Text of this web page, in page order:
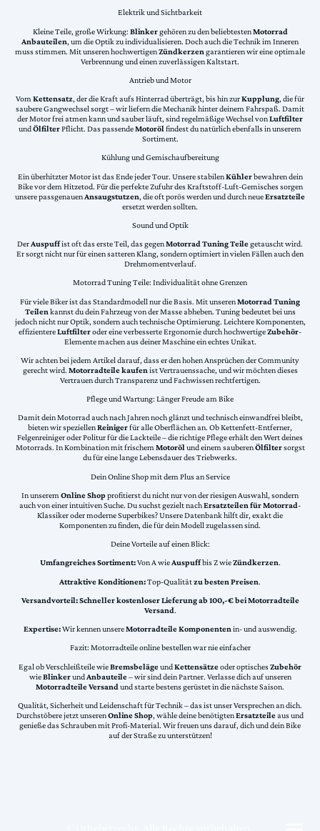
Elektrik und Sichtbarkeit
Kleine Teile, große Wirkung: Blinkergehören zu den beliebtestenMotorrad
Anbauteilen, um die Optik zu individualisieren. Doch auch die Technik im Inneren
muss stimmen. Mit unseren hochwertigenZündkerzen garantieren wir eine optimale
Verbrennung und einen zuverlässigen Kaltstart.
Antrieb und Motor
VomKettensatz, der die Kraft aufs Hinterrad überträgt, bis hin zurKupplung, die für
saubere Gangwechsel sorgt – wir liefern die Mechanik hinter deinem Fahrspaß. Damit
der Motor frei atmen kann und sauber läuft, sind regelmäßige Wechsel vonLuftfilter
undÖlfilterPflicht. Das passendeMotorölfindest du natürlich ebenfalls in unserem
Sortiment.
Kühlung und Gemischaufbereitung
Ein überhitzter Motor ist das Ende jeder Tour. Unsere stabilenKühlerbewahren dein
Bike vor dem Hitzetod. Für die perfekte Zufuhr des Kraftstoff-Luft-Gemisches sorgen
unsere passgenauenAnsaugstutzen, die oft porös werden und durch neueErsatzteile
ersetzt werden sollten.
Sound und Optik
DerAuspuffist oft das erste Teil, das gegenMotorrad Tuning Teilegetauscht wird.
Er sorgt nicht nur für einen satteren Klang, sondern optimiert in vielen Fällen auch den
Drehmomentverlauf.
Motorrad Tuning Teile: Individualität ohne Grenzen
Für viele Biker ist das Standardmodell nur die Basis. Mit unserenMotorrad Tuning
Teilen kannst du dein Fahrzeug von der Masse abheben. Tuning bedeutet bei uns
jedoch nicht nur Optik, sondern auch technische Optimierung. Leichtere Komponenten,
effizientereLuftfilteroder eine verbesserte Ergonomie durch hochwertigeZubehör-
Elemente machen aus deiner Maschine ein echtes Unikat.
Wir achten bei jedem Artikel darauf, dass er den hohen Ansprüchen der Community
gerecht wird. Motorradteile kaufen ist Vertrauenssache, und wir möchten dieses
Vertrauen durch Transparenz und Fachwissen rechtfertigen.
Pflege und Wartung: Länger Freude am Bike
Damit dein Motorrad auch nach Jahren noch glänzt und technisch einwandfrei bleibt,
bieten wir speziellenReinigerfür alle Oberflächen an. Ob Kettenfett-Entferner,
Felgenreiniger oder Politur für die Lackteile – die richtige Pflege erhält den Wert deines
Motorrads. In Kombination mit frischemMotorölund einem sauberenÖlfiltersorgst
du für eine lange Lebensdauer des Triebwerks.
Dein Online Shop mit dem Plus an Service
In unserem Online Shopprofitierst du nicht nur von der riesigen Auswahl, sondern
auch von einer intuitiven Suche. Du suchst gezielt nachErsatzteilen für Motorrad-
Klassiker oder moderne Superbikes? Unsere Datenbank hilft dir, exakt die
Komponenten zu finden, die für dein Modell zugelassen sind.
Deine Vorteile auf einen Blick:
Umfangreiches Sortiment:Von A wieAuspuffbis Z wieZündkerzen.
Attraktive Konditionen:Top-Qualitätzu besten Preisen.
Versandvorteil:Schneller kostenloser Lieferung ab 100,-€ bei Motorradteile
Versand.
Expertise:Wir kennen unsereMotorradteile Komponentenin- und auswendig.
Fazit: Motorradteile online bestellen war nie einfacher
Egal ob Verschleißteile wieBremsbelägeundKettensätzeoder optischesZubehör
wieBlinkerundAnbauteile– wir sind dein Partner. Verlasse dich auf unseren
Motorradteile Versand und starte bestens gerüstet in die nächste Saison.
Qualität, Sicherheit und Leidenschaft für Technik – das ist unser Versprechen an dich.
Durchstöbere jetzt unserenOnline Shop, wähle deine benötigtenErsatzteileaus und
genieße das Schrauben mit Profi-Material. Wir freuen uns darauf, dich und dein Bike
auf der Straße zu unterstützen!